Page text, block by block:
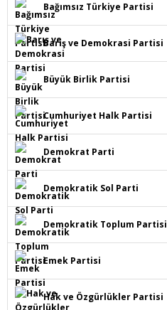
Bağımsız Türkiye Partisi
Barış ve Demokrasi Partisi
Büyük Birlik Partisi
Cumhuriyet Halk Partisi
Demokrat Parti
Demokratik Sol Parti
Demokratik Toplum Partisi
Emek Partisi
Hak ve Özgürlükler Partisi